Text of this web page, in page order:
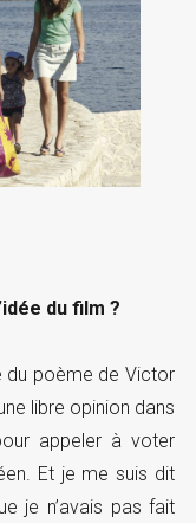
du film ?
du poème de Victor
libre opinion dans
appeler à voter
Et je me suis dit
je n’avais pas fait